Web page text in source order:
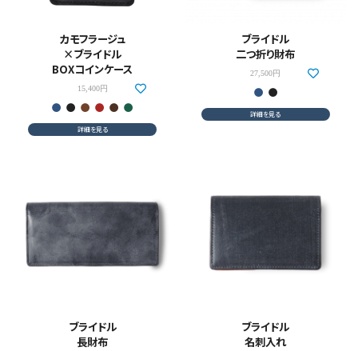
カモフラージュ
×ブライドル
BOXコインケース
15,400円
詳細を見る
ブライドル
二つ折り財布
27,500円
詳細を見る
ブライドル
長財布
ブライドル
名刺入れ